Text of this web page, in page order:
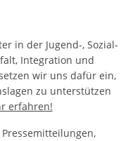
in der Jugend-, Sozial-
Integration und
wir uns dafür ein,
zu unterstützen
erfahren!